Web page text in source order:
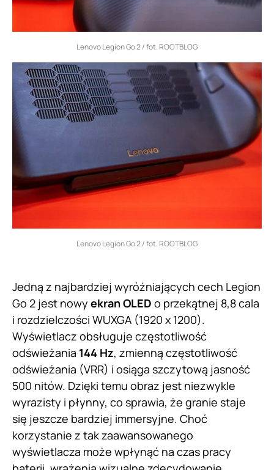
Lenovo Legion Go 2 / fot. ROOTBLOG
Lenovo Legion Go 2 / fot. ROOTBLOG
Jedną z najbardziej wyróżniających cech Legion
Go 2 jest nowy ekran OLED o przekątnej 8,8 cala
i rozdzielczości WUXGA (1920 x 1200).
Wyświetlacz obsługuje częstotliwość
odświeżania 144 Hz, zmienną częstotliwość
odświeżania (VRR) i osiąga szczytową jasność
500 nitów. Dzięki temu obraz jest niezwykle
wyrazisty i płynny, co sprawia, że granie staje
się jeszcze bardziej immersyjne. Choć
korzystanie z tak zaawansowanego
wyświetlacza może wpłynąć na czas pracy